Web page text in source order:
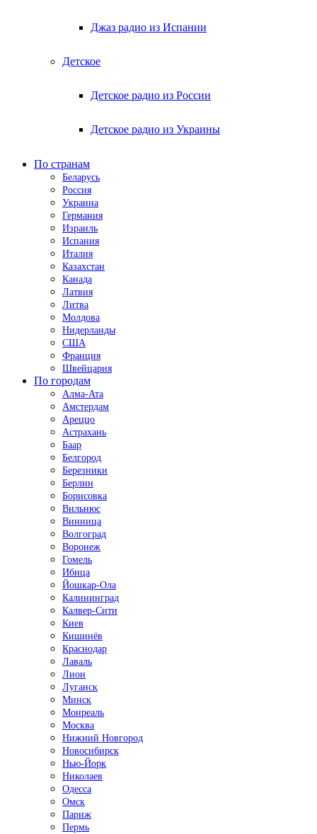
Джаз радио из Испании
Детское
Детское радио из России
Детское радио из Украины
По странам
Беларусь
Россия
Украина
Германия
Израиль
Испания
Италия
Казахстан
Канада
Латвия
Литва
Молдова
Нидерланды
США
Франция
Швейцария
По городам
Алма-Ата
Амстердам
Ареццо
Астрахань
Баар
Белгород
Березники
Берлин
Борисовка
Вильнюс
Винница
Волгоград
Воронеж
Гомель
Ибица
Йошкар-Ола
Калининград
Калвер-Сити
Киев
Кишинёв
Краснодар
Лаваль
Лион
Луганск
Минск
Монреаль
Москва
Нижний Новгород
Новосибирск
Нью-Йорк
Николаев
Одесса
Омск
Париж
Пермь